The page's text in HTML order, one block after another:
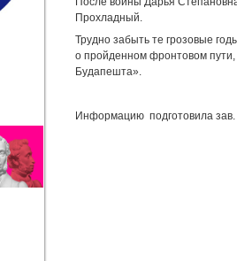
Прохладный.
Трудно забыть те грозовые
о пройденном фронтовом
Будапешта».
Информацию подготовила